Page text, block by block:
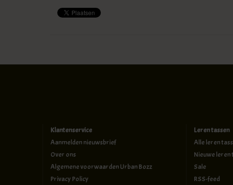
Klantenservice
Aanmelden nieuwsbrief
Over ons
Algemene voorwaarden Urban Bozz
Privacy Policy
Leren tassen
Alle leren
Nieuwe leren
Sale
RSS-feed